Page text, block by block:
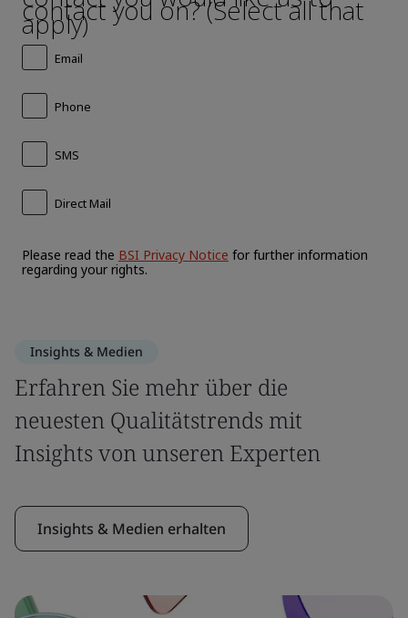
Insights & Medien
Erfahren Sie mehr über die
neuesten Qualitätstrends mit
Insights von unseren Experten
Insights & Medien erhalten